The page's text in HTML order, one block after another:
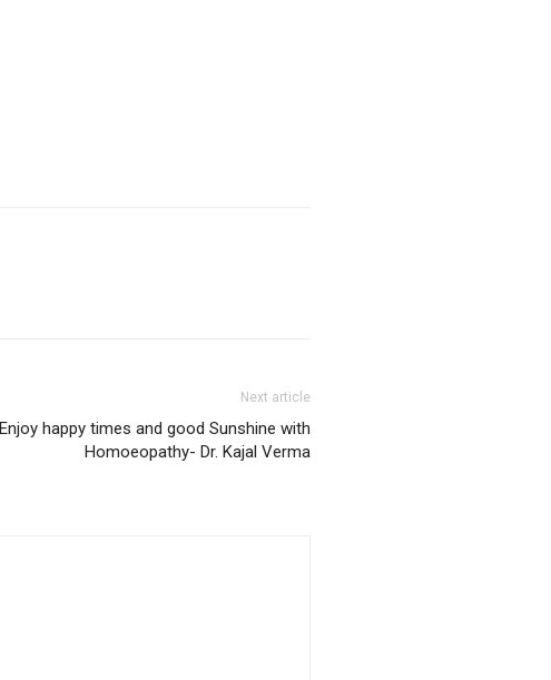
Next article
Enjoy happy times and good Sunshine with
Homoeopathy- Dr. Kajal Verma